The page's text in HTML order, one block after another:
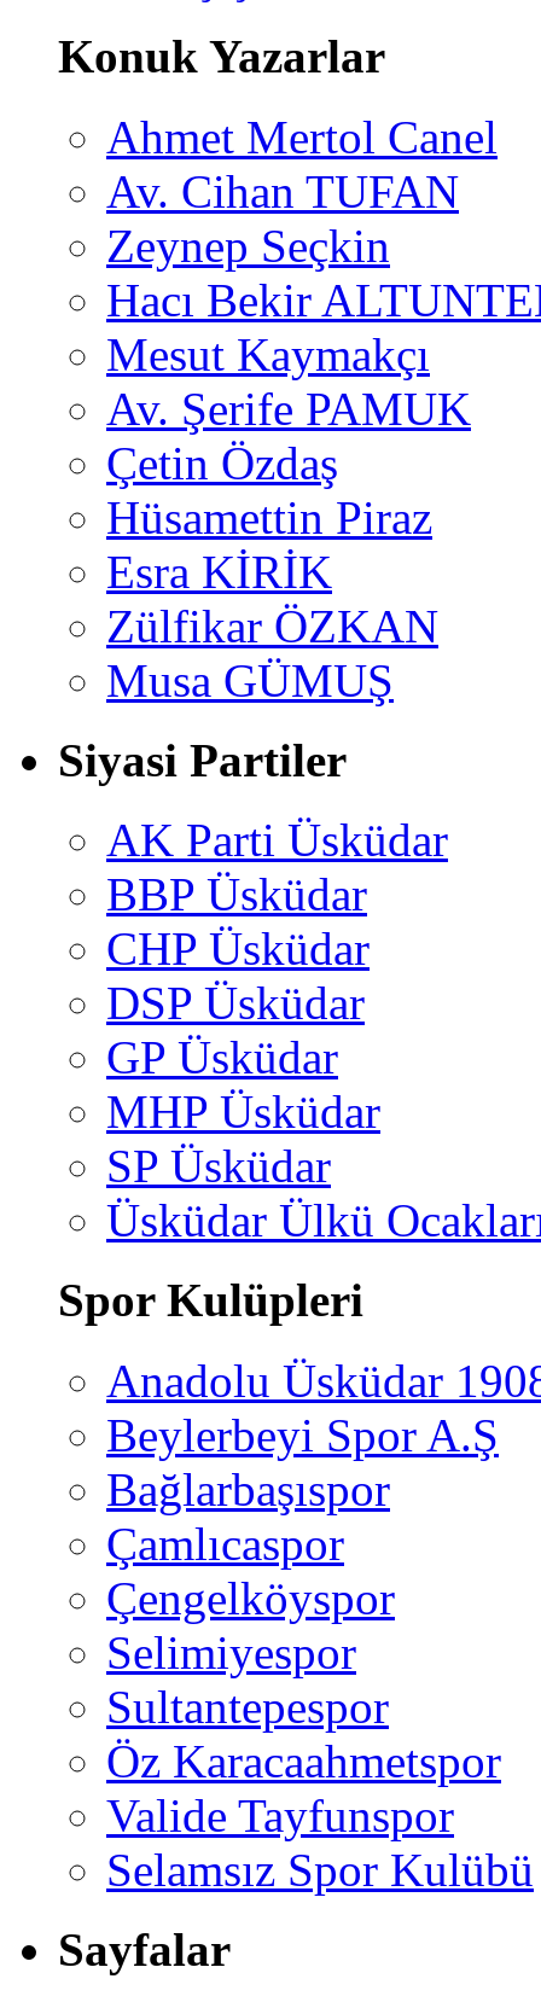
Konuk Yazarlar
Ahmet Mertol Canel
Av. Cihan TUFAN
Zeynep Seçkin
Hacı Bekir
Mesut Kaymakçı
Av. Şerife PAMUK
Çetin Özdaş
Hüsamettin Piraz
Esra KİRİK
Zülfikar ÖZKAN
Musa GÜMUŞ
Siyasi Partiler
AK Parti Üsküdar
BBP Üsküdar
CHP Üsküdar
DSP Üsküdar
GP Üsküdar
MHP Üsküdar
SP Üsküdar
Üsküdar Ülkü
Spor Kulüpleri
Anadolu Üsküdar
Beylerbeyi Spor A.Ş
Bağlarbaşıspor
Çamlıcaspor
Çengelköyspor
Selimiyespor
Sultantepespor
Öz Karacaahmetspor
Valide Tayfunspor
Selamsız Spor Kulübü
Sayfalar